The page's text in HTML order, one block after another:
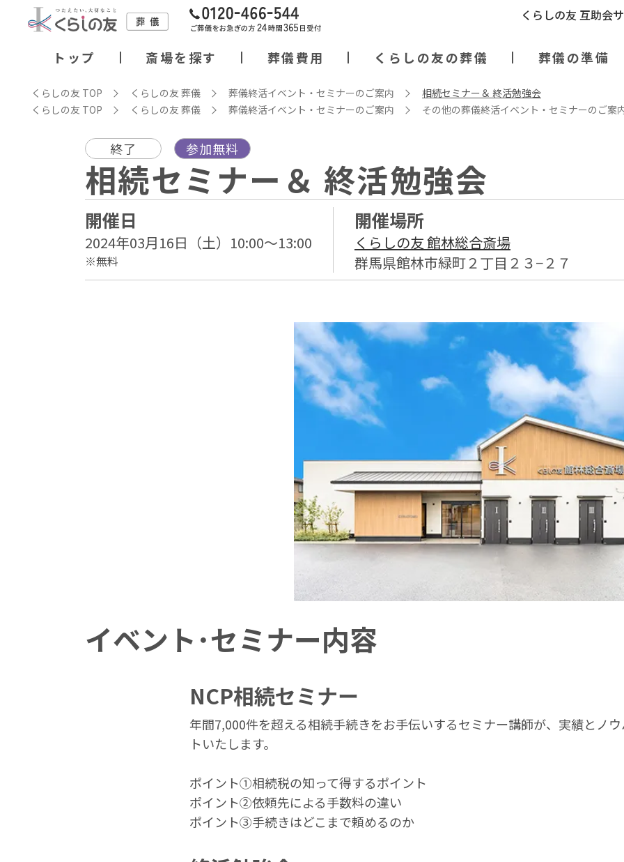
くらしの友 互助会
トップ 斎場を探す 葬儀費用 くらしの友の葬儀 葬儀の準備
くらしの友 TOP くらしの友 葬儀 葬儀終活イベント・セミナーのご案内
相続セミナー＆ 終活勉強会
くらしの友 TOP
くらしの友 葬儀 葬儀終活イベント・セミナーのご案内 その他の葬儀終活イベント・セミナーのご案
終了 参加無料
相続セミナー＆ 終活勉強会
開催日
2024年03月16日（土）10:00～13:00
※無料
開催場所
くらしの友 館林総合斎場
群馬県館林市緑町２丁目２３−２７
イベント･セミナー内容
NCP相続セミナー
年間7,000件を超える相続手続きをお手伝いするセミナー講師が、実績とノ
トいたします。
ポイント①相続税の知って得するポイント
ポイント②依頼先による⼿数料の違い
ポイント③⼿続きはどこまで頼めるのか